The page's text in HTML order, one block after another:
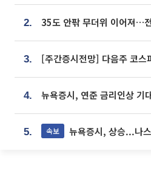
2.
3.
4.
5. 속보 뉴욕증시, 상승...나